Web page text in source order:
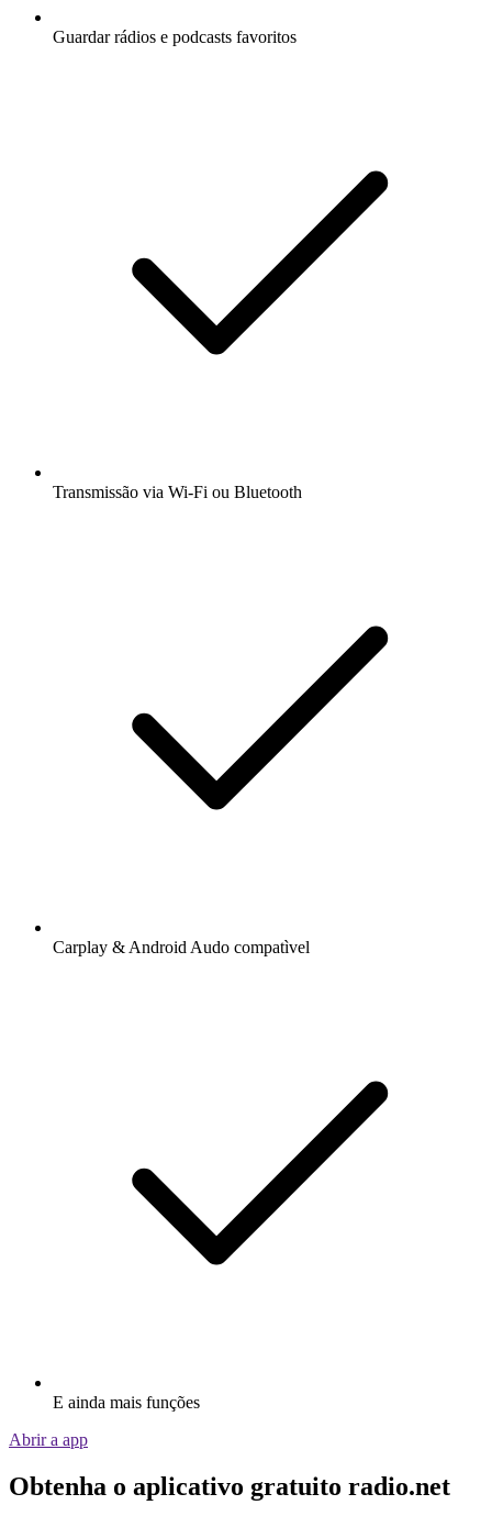
Guardar rádios e podcasts favoritos
Transmissão via Wi-Fi ou Bluetooth
Carplay & Android Audo compatìvel
E ainda mais funções
Abrir a app
Obtenha o aplicativo gratuito radio.net